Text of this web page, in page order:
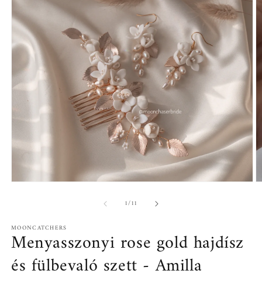
párbeszédpanelen
1//11
MOONCATCHERS
Menyasszonyi rose gold hajdísz
és fülbevaló szett - Amilla